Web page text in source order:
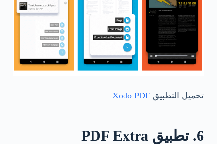
تحميل التطبيق Xodo PDF
6. تطبيق PDF Extra